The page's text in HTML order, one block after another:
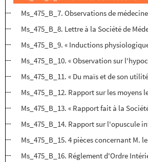
Ms_475_B_7. Observations de
Ms_475_B_8. Lettre à la Société de
Ms_475_B_9. « Inductions
Ms_475_B_10. « Observation sur
Ms_475_B_11. « Du maïs et de son
Ms_475_B_12. Rapport sur les
Ms_475_B_13. « Rapport fait à la
Ms_475_B_14. Rapport sur l'opuscule
Ms_475_B_15. 4 pièces concernant M.
Ms_475_B_16. Réglement d'Ordre